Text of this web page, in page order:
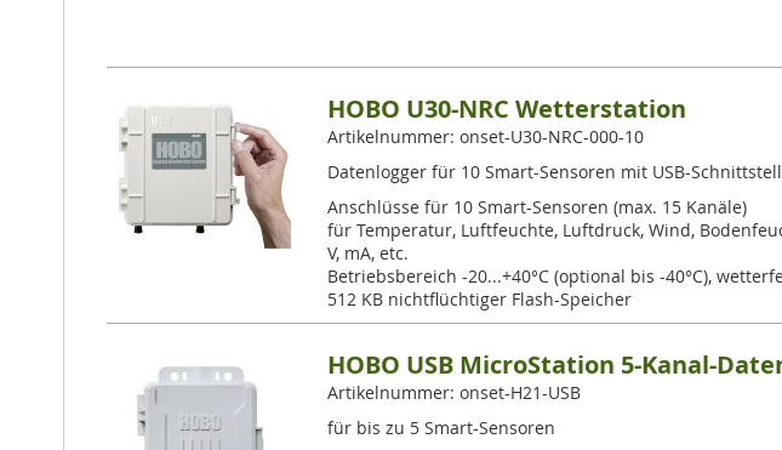
HOBO U30-NRC Wetterstation
Artikelnummer: onset-U30-NRC-000-10
Datenlogger für 10 Smart-Sensoren mit USB-
Anschlüsse für 10 Smart-Sensoren (max. 15 Kanäle)
für Temperatur, Luftfeuchte, Luftdruck, Wind,
V, mA, etc.
Betriebsbereich -20...+40°C (optional bis -40°C),
512 KB nichtflüchtiger Flash-Speicher
HOBO USB MicroStation 5-Kanal-
Artikelnummer: onset-H21-USB
für bis zu 5 Smart-Sensoren